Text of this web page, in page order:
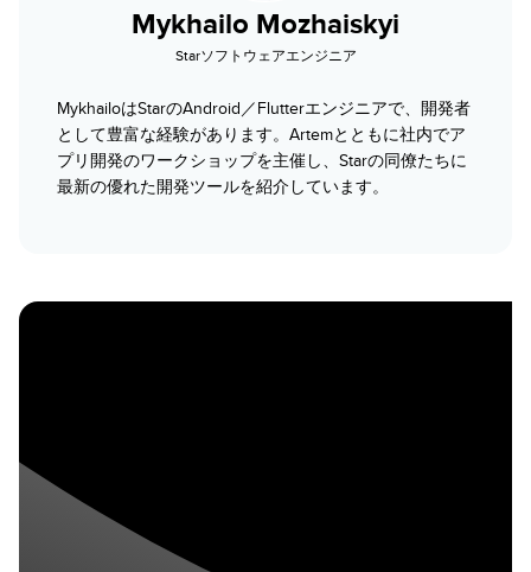
Mykhailo Mozhaiskyi
Starソフトウェアエンジニア
MykhailoはStarのAndroid／Flutterエンジニアで、開発者
として豊富な経験があります。Artemとともに社内でア
プリ開発のワークショップを主催し、Starの同僚たちに
最新の優れた開発ツールを紹介しています。